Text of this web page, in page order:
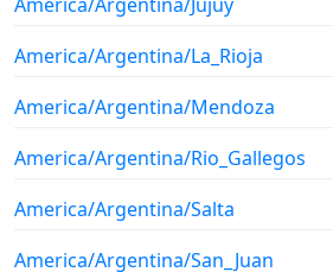
America/Argentina/La_Rioja
America/Argentina/Mendoza
America/Argentina/Rio_Gallegos
America/Argentina/Salta
America/Argentina/San_Juan